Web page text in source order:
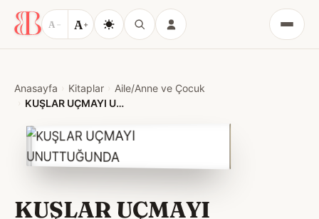
A − A+
Menü
Anasayfa Kitaplar
Aile/Anne ve Çocuk
KUŞLAR UÇMAYI UNUTTUĞUNDA
KUŞLAR UÇMAYI